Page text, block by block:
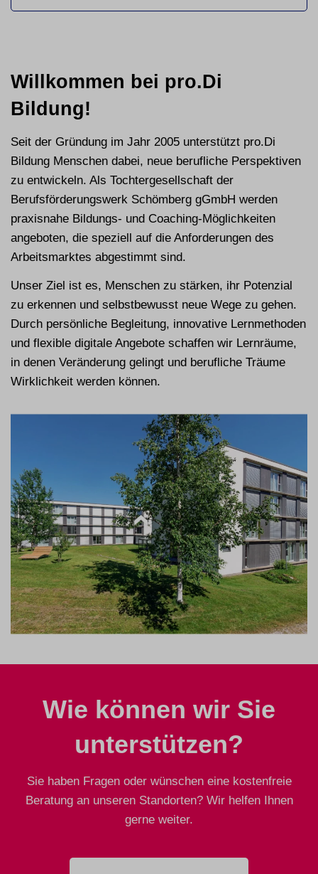
Willkommen bei pro.Di
Bildung!
Seit der Gründung im Jahr 2005 unterstützt pro.Di
Bildung Menschen dabei, neue berufliche Perspektiven
zu entwickeln. Als Tochtergesellschaft der
Berufsförderungswerk Schömberg gGmbH werden
praxisnahe Bildungs- und Coaching-Möglichkeiten
angeboten, die speziell auf die Anforderungen des
Arbeitsmarktes abgestimmt sind.
Unser Ziel ist es, Menschen zu stärken, ihr Potenzial
zu erkennen und selbstbewusst neue Wege zu gehen.
Durch persönliche Begleitung, innovative Lernmethoden
und flexible digitale Angebote schaffen wir Lernräume,
in denen Veränderung gelingt und berufliche Träume
Wirklichkeit werden können.
Wie können wir Sie
unterstützen?
Sie haben Fragen oder wünschen eine kostenfreie
Beratung an unseren Standorten? Wir helfen Ihnen
gerne weiter.